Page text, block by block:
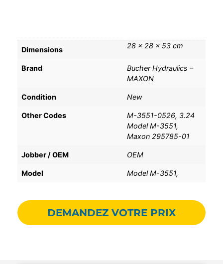
Dimensions 28 × 28 × 53 cm
Brand
Bucher Hydraulics –
MAXON
Condition New
Other Codes
M-3551-0526, 3.24
Model M-3551,
Maxon 295785-01
Jobber / OEM OEM
Model Model M-3551,
DEMANDEZ VOTRE PRIX